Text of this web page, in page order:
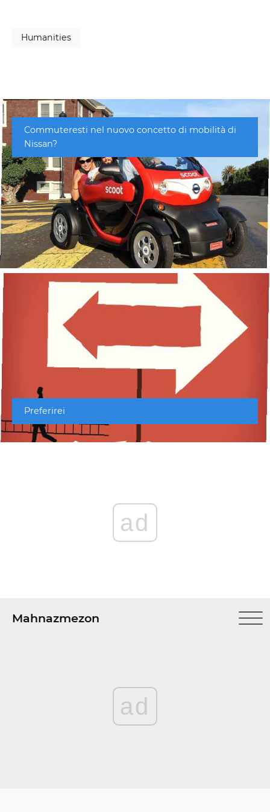
Humanities
Commuteresti nel nuovo concetto di mobilità di
Nissan?
Preferirei
ad
Mahnazmezon
ad